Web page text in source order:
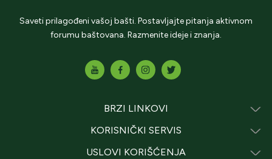
Saveti prilagođeni vašoj bašti. Postavljajte pitanja aktivnom
forumu baštovana. Razmenite ideje i znanja.
BRZI LINKOVI
KORISNIČKI SERVIS
USLOVI KORIŠĆENJA